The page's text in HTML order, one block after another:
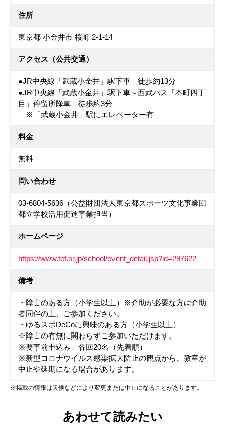
住所
東京都 小金井市 桜町 2-1-14
アクセス（公共交通）
●JR中央線「武蔵小金井」駅下車 徒歩約13分
●JR中央線「武蔵小金井」駅下車～西武バス「本町四丁
目」停留所降車 徒歩約3分
※「武蔵小金井」駅にエレベーター有
料金
無料
問い合わせ
03-6804-5636（公益財団法人東京都スポーツ文化事業団
都立学校活用促進事業担当）
ホームページ
https://www.tef.or.jp/school/event_detail.jsp?id=297622
備考
・障害のある方（小学生以上）※介助が必要な方は介助
者同伴の上、ご参加ください。
・ゆるスポDeCoに興味のある方（小学生以上）
※障害の有無に関わらずご参加いただけます。
※要事前申込み 各回20名（先着順）
※新型コロナウイルス感染拡大防止の観点から、教室が
中止や延期になる場合があります。
※掲載の情報は天候などにより変更または中止になることがあります。
あわせて読みたい